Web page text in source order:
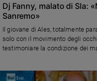
Dj Fanny, malato di Sla:
Sanremo»
Il giovane di Ales, totalmente
solo con il movimento degli
testimoniare la condizione dei